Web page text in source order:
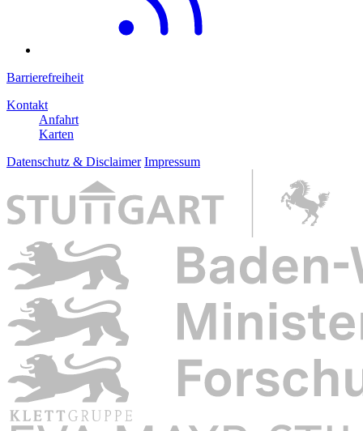
Barrierefreiheit
Kontakt
Anfahrt
Karten
Datenschutz & Disclaimer Impressum